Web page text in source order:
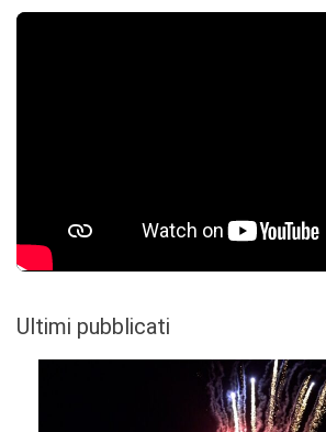
Ultimi pubblicati